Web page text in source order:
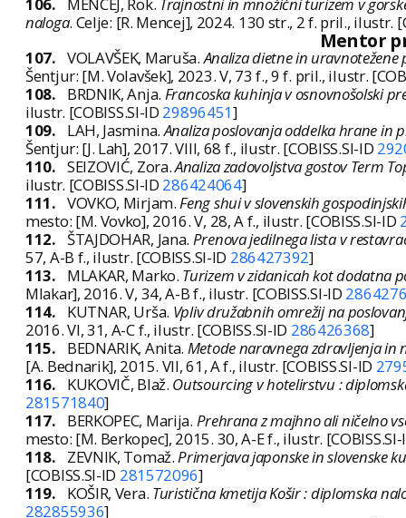
naloga. Celje: [R. Mencej], 2024. 130 str., 2 f. pril., ilustr.
Mentor
107. VOLAVŠEK, Maruša.Analiza dietne in
Šentjur: [M. Volavšek], 2023. V, 73 f., 9 f. pril., ilustr.
108.
BRDNIK, Anja. Francoska kuhinja v osnovnošolski
ilustr. [COBISS.SI-ID 29896451]
109.
LAH, Jasmina.Analiza poslovanja oddelka hrane in
Šentjur: [J. Lah], 2017. VIII, 68 f., ilustr. [COBISS.SI-ID
110. SEIZOVIĆ, Zora.Analiza zadovoljstva gostov Term
ilustr. [COBISS.SI-ID 286424064]
111. VOVKO, Mirjam.Feng shui v slovenskih
mesto: [M. Vovko], 2016. V, 28, A f., ilustr. [COBISS.SI-ID
112. ŠTAJDOHAR, Jana. Prenova jedilnega lista v
57, A-B f., ilustr. [COBISS.SI-ID 286427392]
113.
MLAKAR, Marko. Turizem v zidanicah kot dodatna
Mlakar], 2016. V, 34, A-B f., ilustr. [COBISS.SI-ID
114.
KUTNAR, Urša. Vpliv družabnih omrežij na
2016. VI, 31, A-C f., ilustr. [COBISS.SI-ID 286426368]
115.
BEDNARIK, Anita. Metode naravnega zdravljenja in
[A. Bednarik], 2015. VII, 61, A f., ilustr. [COBISS.SI-ID
116.
KUKOVIČ, Blaž. Outsourcing v hotelirstvu :
281571840]
117.
BERKOPEC, Marija. Prehrana z majhno ali ničelno
mesto: [M. Berkopec], 2015. 30, A-E f., ilustr.
118.
ZEVNIK, Tomaž.Primerjava japonske in slovenske
[COBISS.SI-ID 281572096]
119.
KOŠIR, Vera. Turistična kmetija Košir : diplomska
282855936]